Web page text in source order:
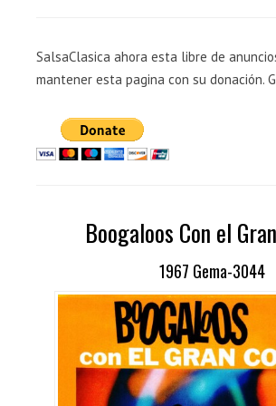
SalsaClasica ahora esta libre de
mantener esta pagina con su donación.
Boogaloos Con el
1967 Gema-3044